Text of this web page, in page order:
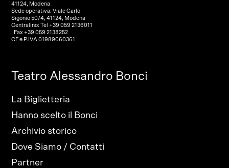
41124, Modena
Sede operativa: Viale Carlo
Sigonio 50/4, 41124, Modena
Centralino: Tel +39 059 2136011
| Fax +39 059 2138252
CF e P.IVA 01989060361
Teatro Alessandro Bonci
La Biglietteria
Hanno scelto il Bonci
Archivio storico
Dove Siamo / Contatti
Partner